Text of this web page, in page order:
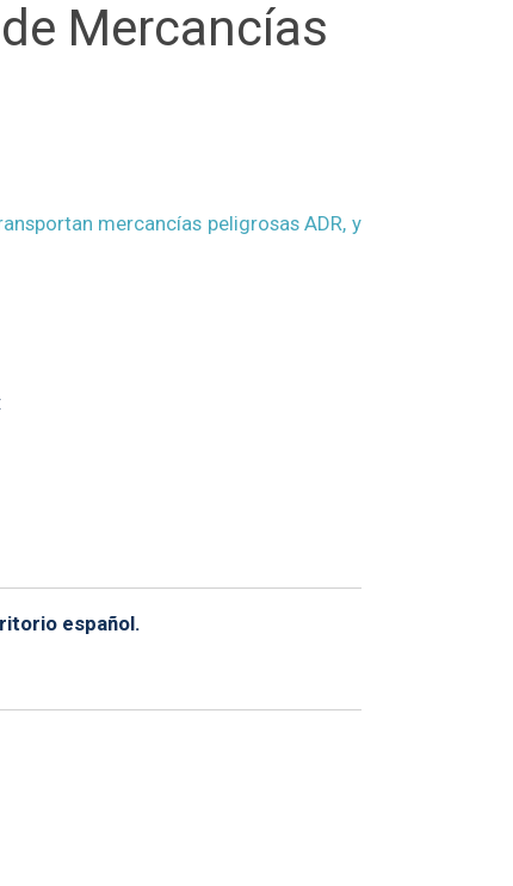
Mercancías
mercancías peligrosas ADR, y
español.